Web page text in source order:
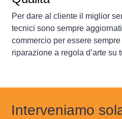
Per dare al cliente il miglior
tecnici sono sempre
commercio per essere
riparazione a regola d’arte su
Interveniamo